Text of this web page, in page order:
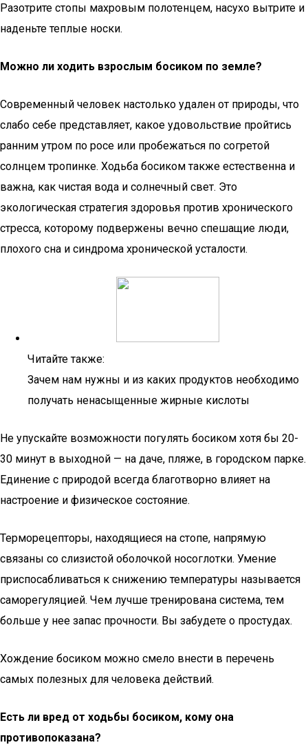
Разотрите стопы махровым полотенцем, насухо вытрите и
наденьте теплые носки.
Можно ли ходить взрослым босиком по земле?
Современный человек настолько удален от природы, что
слабо себе представляет, какое удовольствие пройтись
ранним утром по росе или пробежаться по согретой
солнцем тропинке. Ходьба босиком также естественна и
важна, как чистая вода и солнечный свет. Это
экологическая стратегия здоровья против хронического
стресса, которому подвержены вечно спешащие люди,
плохого сна и синдрома хронической усталости.
Читайте также:
Зачем нам нужны и из каких продуктов необходимо
получать ненасыщенные жирные кислоты
Не упускайте возможности погулять босиком хотя бы 20-
30 минут в выходной — на даче, пляже, в городском парке.
Eдинение с природой всегда благотворно влияет на
настроение и физическое состояние.
Терморецепторы, находящиеся на стопе, напрямую
связаны со слизистой оболочкой носоглотки. Умение
приспосабливаться к снижению температуры называется
саморегуляцией. Чем лучше тренирована система, тем
больше у нее запас прочности. Вы забудете о простудах.
Хождение босиком можно смело внести в перечень
самых полезных для человека действий.
Eсть ли вред от ходьбы босиком, кому она
противопоказана?